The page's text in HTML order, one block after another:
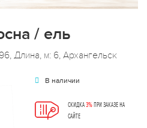
/ ель
Длина, м: 6, Архангельск
В наличии
СКИДКА3%ПРИ ЗАКАЗЕ НА
САЙТЕ